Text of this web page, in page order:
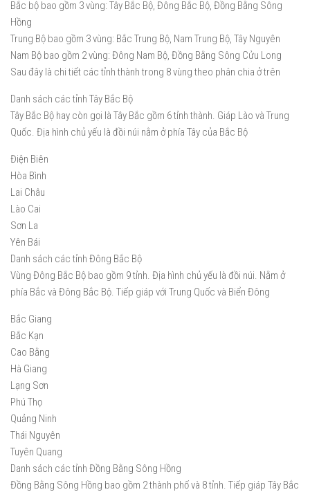
Bắc bộ bao gồm 3 vùng: Tây Bắc Bộ, Đông Bắc Bộ, Đồng Bằng Sông
Hồng
Trung Bộ bao gồm 3 vùng: Bắc Trung Bộ, Nam Trung Bộ, Tây Nguyên
Nam Bộ bao gồm 2 vùng: Đông Nam Bộ, Đồng Bằng Sông Cửu Long
Sau đây là chi tiết các tỉnh thành trong 8 vùng theo phân chia ở trên
Danh sách các tỉnh Tây Bắc Bộ
Tây Bắc Bộ hay còn gọi là Tây Bắc gồm 6 tỉnh thành. Giáp Lào và Trung
Quốc. Địa hình chủ yếu là đồi núi nằm ở phía Tây của Bắc Bộ
Điện Biên
Hòa Bình
Lai Châu
Lào Cai
Sơn La
Yên Bái
Danh sách các tỉnh Đông Bắc Bộ
Vùng Đông Bắc Bộ bao gồm 9 tỉnh. Địa hình chủ yếu là đồi núi. Nằm ở
phía Bắc và Đông Bắc Bộ. Tiếp giáp với Trung Quốc và Biển Đông
Bắc Giang
Bắc Kạn
Cao Bằng
Hà Giang
Lạng Sơn
Phú Thọ
Quảng Ninh
Thái Nguyên
Tuyên Quang
Danh sách các tỉnh Đồng Bằng Sông Hồng
Đồng Bằng Sông Hồng bao gồm 2 thành phố và 8 tỉnh. Tiếp giáp Tây Bắc